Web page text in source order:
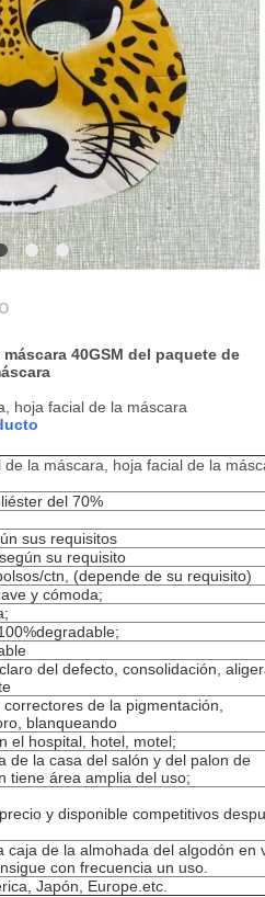
40GSM del paquete de
hoja facial de la máscara
de la máscara, hoja facial de la
del 70%
sus requisitos
su requisito
ctn, (depende de su requisito)
y cómoda;
del defecto, consolidación,
de la pigmentación,
blanqueando
el hospital, hotel, motel;
de la casa del salón y del palon de
tiene área amplia del uso;
y disponible competitivos
caja de la almohada del algodón en
con frecuencia un uso.
Japón, Europe.etc.